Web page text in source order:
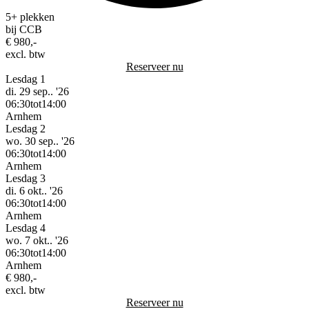
5+ plekken
bij CCB
€ 980,-
excl. btw
Reserveer nu
Lesdag 1
di. 29 sep.. '26
06:30tot14:00
Arnhem
Lesdag 2
wo. 30 sep.. '26
06:30tot14:00
Arnhem
Lesdag 3
di. 6 okt.. '26
06:30tot14:00
Arnhem
Lesdag 4
wo. 7 okt.. '26
06:30tot14:00
Arnhem
€ 980,-
excl. btw
Reserveer nu